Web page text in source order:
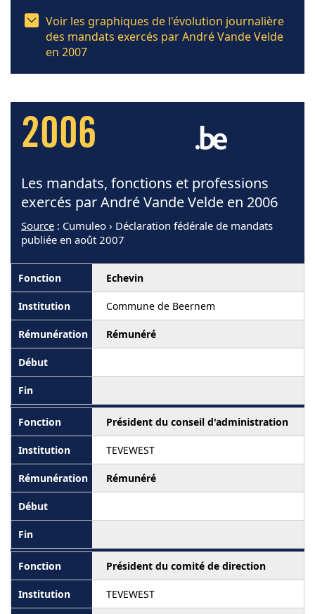
Voir les graphiques de l'évolution journalière
des mandats exercés par André Vande Velde
en 2007
2006
Les mandats, fonctions et professions
exercés par André Vande Velde en 2006
Source : Cumuleo › Déclaration fédérale de mandats
publiée en août 2007
Echevin
Commune de Beernem
Rémunéré
Président du conseil d'administration
TEVEWEST
Rémunéré
Président du comité de direction
TEVEWEST